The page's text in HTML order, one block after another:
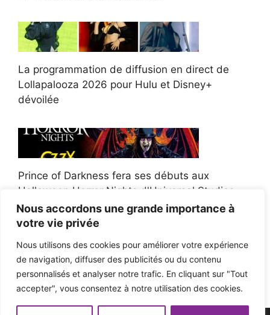
Nous accordons une grande importance à
votre vie privée
Nous utilisons des cookies pour améliorer votre expérience
de navigation, diffuser des publicités ou du contenu
personnalisés et analyser notre trafic. En cliquant sur "Tout
accepter", vous consentez à notre utilisation des cookies.
La programmation de diffusion en direct de
Lollapalooza 2026 pour Hulu et Disney+
dévoilée
Prince of Darkness fera ses débuts aux
Halloween Horror Nights d'Universal Studios
Afroman poursuit un policier de l'Ohio après la
victoire du jury en diffamation